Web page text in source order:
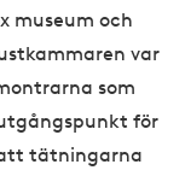
museum och
var
som
för
tätningarna